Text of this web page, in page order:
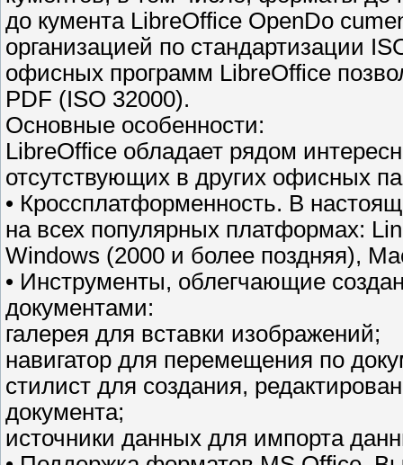
до кумента LibreOffice OpenDo
организацией по стандартизации
офисных программ LibreOffice
PDF (ISO 32000).
Основные особенности:
LibreOffice обладает рядом
отсутствующих в других офисных
• Кроссплатформенность. В
на всех популярных платформах:
Windows (2000 и более поздняя),
• Инструменты, облегчающие
документами:
галерея для вставки изображений;
навигатор для перемещения по
стилист для создания,
документа;
источники данных для импорта